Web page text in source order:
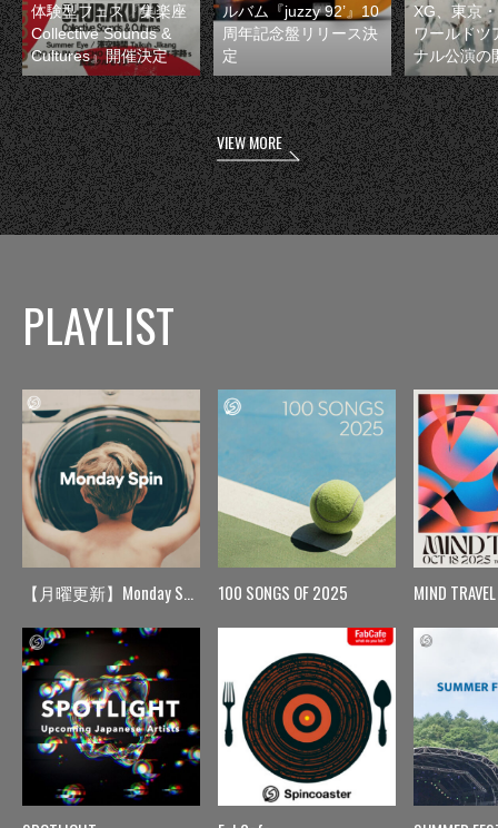
体験型フェス『集楽座
Collective Sounds &
Cultures』開催決定
ルバム『juzzy 92’』10
周年記念盤リリース決
定
XG、東京
ワールドツ
ナル公演の
VIEW MORE
PLAYLIST
【月曜更新】Monday Spin 100 SONGS OF 2025 MIND TRAVEL